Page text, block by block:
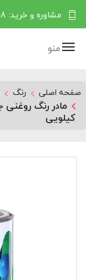
مشاوره و خرید: 9012221418
منو
صفحه اصلی رنگ
کیلویی